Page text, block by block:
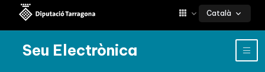
Català
Seu Electrònica